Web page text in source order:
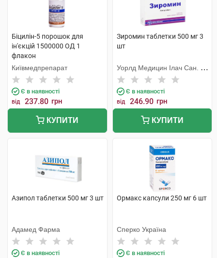
Біцилін-5 порошок для
ін'єкцій 1500000 ОД 1
флакон
Київмедпрепарат
Є в наявності
від 237.80 грн
КУПИТИ
Зиромин таблетки 500 мг 3
шт
Уорлд Медицин Ілач Сан. Ве
Тідж
Є в наявності
від 246.90 грн
КУПИТИ
Азипол таблетки 500 мг 3 шт
Адамед Фарма
Є в наявності
Ормакс капсули 250 мг 6 шт
Сперко Україна
Є в наявності